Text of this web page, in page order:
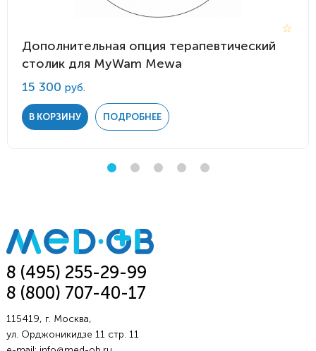
Дополнительная опция терапевтический
столик для MyWam Mewa
15 300 руб.
В КОРЗИНУ ПОДРОБНЕЕ
8 (495) 255-29-99
8 (800) 707-40-17
115419, г. Москва,
ул. Орджоникидзе 11 стр. 11